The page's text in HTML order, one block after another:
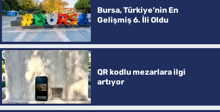
Bursa, Türkiye’nin En
Gelişmiş 6. İli Oldu
QR kodlu mezarlara ilgi
artıyor